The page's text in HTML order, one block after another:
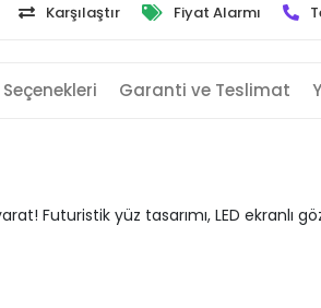
Karşılaştır Fiyat Alarmı
Garanti ve Teslimat
Futuristik yüz tasarımı, LED ekranlı